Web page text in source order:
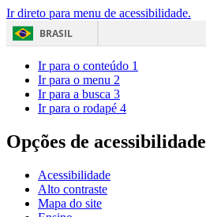
Ir direto para menu de acessibilidade.
BRASIL
Ir para o conteúdo 1
Ir para o menu 2
Ir para a busca 3
Ir para o rodapé 4
Opções de acessibilidade
Acessibilidade
Alto contraste
Mapa do site